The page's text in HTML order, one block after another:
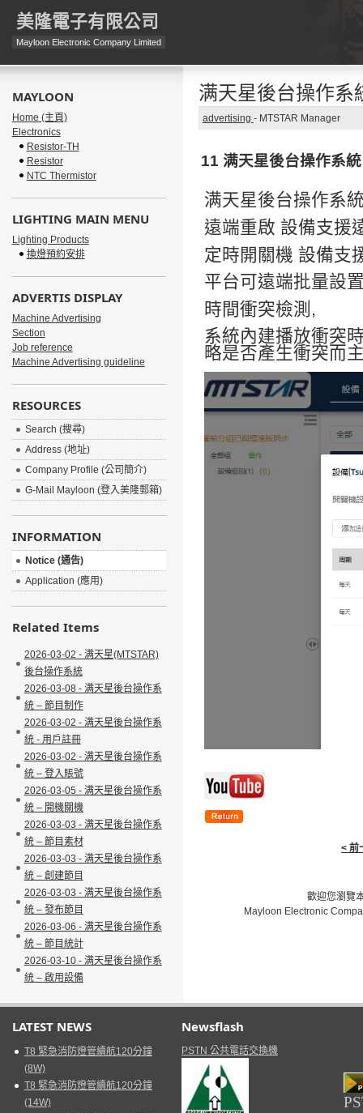
美隆電子有限公司
Mayloon Electronic Company Limited
满天星後台操作系
advertising - MTSTAR Manager
11 满天星後台操作系統
满天星後台操作系
遠端重啟 設備支援
定時開關機 設備支
平台可遠端批量設
時間衝突檢測 ,
系統內建播放衝突
略是否產生衝突而
< 前
歡迎您瀏覽
Mayloon Electronic
MAYLOON
Home (主頁)
Electronics
Resistor-TH
Resistor
NTC Thermistor
LIGHTING MAIN MENU
Lighting Products
換燈預約安排
ADVERTIS DISPLAY
Machine Advertising
Section
Job reference
Machine Advertising guideline
RESOURCES
Search (搜尋)
Address (地址)
Company Profile (公司簡介)
G-Mail Mayloon (登入美隆郵箱)
INFORMATION
Notice (通告)
Application (應用)
Related Items
2026-03-02 - 满天星(MTSTAR)
後台操作系統
2026-03-08 - 满天星後台操作系
統 – 節目制作
2026-03-02 - 满天星後台操作系
統 - 用戶註冊
2026-03-02 - 满天星後台操作系
統 – 登入賬號
2026-03-05 - 满天星後台操作系
統 – 開機關機
2026-03-03 - 满天星後台操作系
統 – 節目素材
2026-03-03 - 满天星後台操作系
統 – 創建節目
2026-03-03 - 满天星後台操作系
統 – 發布節目
2026-03-06 - 满天星後台操作系
統 – 節目統計
2026-03-10 - 满天星後台操作系
統 – 啟用設備
LATEST NEWS
T8 緊急消防燈管續航120分鐘
(8W)
T8 緊急消防燈管續航120分鐘
(14W)
Newsflash
PSTN 公共電話交換機